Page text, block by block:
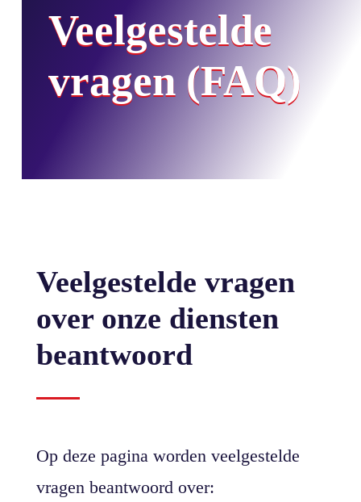
Veelgestelde
vragen (FAQ)
Veelgestelde vragen
over onze diensten
beantwoord
Op deze pagina worden veelgestelde
vragen beantwoord over: